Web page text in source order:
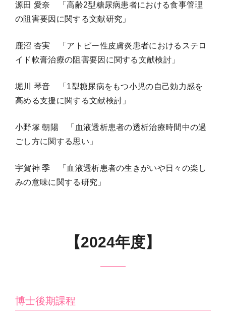
源田 愛奈 「高齢2型糖尿病患者における食事管理
の阻害要因に関する文献研究」
鹿沼 杏実 「アトピー性皮膚炎患者におけるステロ
イド軟膏治療の阻害要因に関する文献検討」
堀川 琴音 「1型糖尿病をもつ小児の自己効力感を
高める支援に関する文献検討」
小野塚 朝陽 「血液透析患者の透析治療時間中の過
ごし方に関する思い」
宇賀神 季 「血液透析患者の生きがいや日々の楽し
みの意味に関する研究」
【2024年度】
博士後期課程